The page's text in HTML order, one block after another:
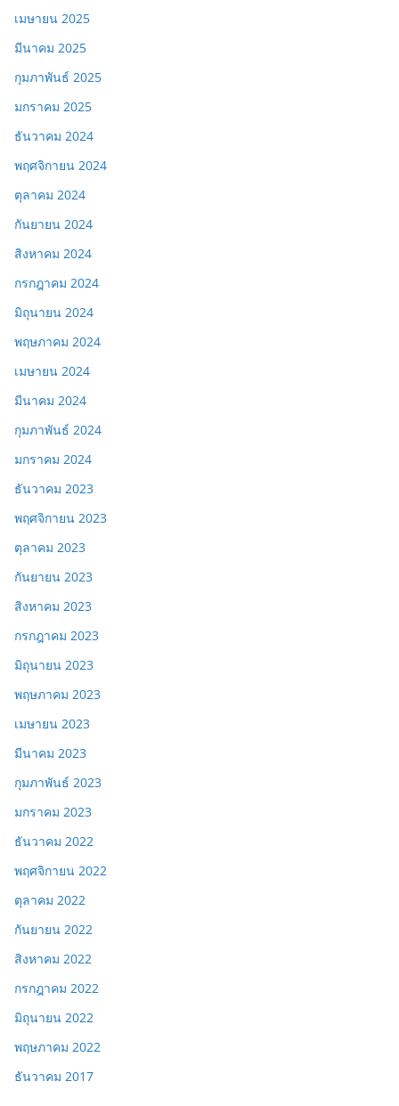
เมษายน 2025
มีนาคม 2025
กุมภาพันธ์ 2025
มกราคม 2025
ธันวาคม 2024
พฤศจิกายน 2024
ตุลาคม 2024
กันยายน 2024
สิงหาคม 2024
กรกฎาคม 2024
มิถุนายน 2024
พฤษภาคม 2024
เมษายน 2024
มีนาคม 2024
กุมภาพันธ์ 2024
มกราคม 2024
ธันวาคม 2023
พฤศจิกายน 2023
ตุลาคม 2023
กันยายน 2023
สิงหาคม 2023
กรกฎาคม 2023
มิถุนายน 2023
พฤษภาคม 2023
เมษายน 2023
มีนาคม 2023
กุมภาพันธ์ 2023
มกราคม 2023
ธันวาคม 2022
พฤศจิกายน 2022
ตุลาคม 2022
กันยายน 2022
สิงหาคม 2022
กรกฎาคม 2022
มิถุนายน 2022
พฤษภาคม 2022
ธันวาคม 2017